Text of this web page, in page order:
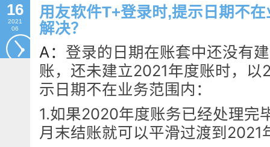
16
2021
06
用友软件T+登录时,提示日期不
解决？
A： 登录的日期在账套中还没有
账，还未建立2021年度账时，以
示日期不在业务范围内：
1.如果2020年度账务已经处理完
月末结账就可以平滑过渡到2021